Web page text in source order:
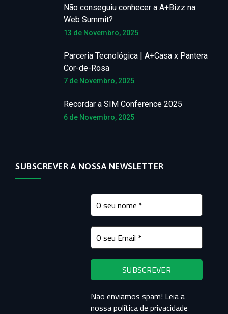
Não conseguiu conhecer a A+Bizz na
Web Summit?
13 de Novembro, 2025
Parceria Tecnológica | A+Casa x Pantera
Cor-de-Rosa
7 de Novembro, 2025
Recordar a SIM Conference 2025
6 de Novembro, 2025
SUBSCREVER A NOSSA NEWSLETTER
Não enviamos spam! Leia a
nossapolítica de privacidade